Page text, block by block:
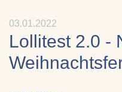
03.01.2022
Lollitest 2.0 -